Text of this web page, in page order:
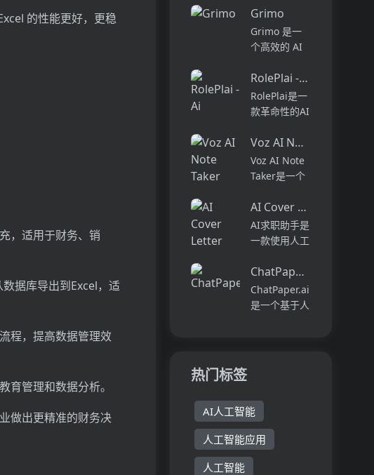
的性能更好，更稳
，适用于财务、销
据库导出到Excel，适
程，提高数据管理效
育管理和数据分析。
做出更精准的财务决
创纪录...
站，无需编写
复杂的HTML
或代码。它提
供了超过
10,0...
用程序的框
架。它提供了
许多功能和优
器渲染、静态
生成、热模块
替换等。
Next.js 的定
价...
Grimo
Grimo 是一
个高效的 AI
结合最新的
AI 模型，如
DeepSeek
OpenAI GPT-
4，致力于提
升用户的写作
体验...
RolePlai - Ai Chatbots
RolePlai是一
款革命性的AI
用程序，具有
世界上最先进
的AI技术，让
真人交谈。这
款前沿的应用
程序允许您立
即创建任何名
人、公...
Voz AI Note Taker
Voz AI Note
Taker是一个
技术自动记
录、转录和总
结讲座、通话
生产力工具。
它通过自动化
的方式生成结
构化笔记，帮
AI Cover Letter Creator
AI求职助手是
一款使用人工
个性化求职信
的工具。用户
只需提供自己
方...
ChatPaper.ai
ChatPaper.ai
是一个基于人
助用户以对话
的方式与学术
论文互动。用
户可以上传
PDF文...
热门标签
AI人工智能
人工智能应用
人工智能